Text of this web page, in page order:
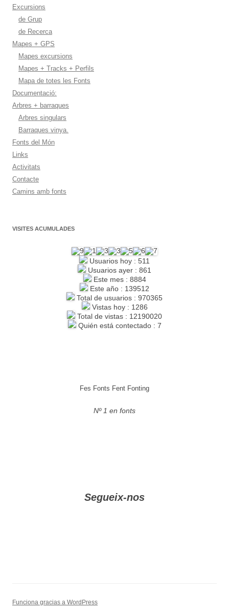
Excursions
de Grup
de Recerca
Mapes + GPS
Mapes excursions
Mapes + Tracks + Perfils
Mapa de totes les Fonts
Documentació:
Arbres + barraques
Arbres singulars
Barraques vinya.
Fonts del Món
Links
Activitats
Contacte
Camins amb fonts
VISITES ACUMULADES
Usuarios hoy : 511
Usuarios ayer : 861
Este mes : 8884
Este año : 139512
Total de usuarios : 970365
Vistas hoy : 1286
Total de vistas : 12190020
Quién está contectado : 7
Fes Fonts Fent Fonting
Nº 1 en fonts
Segueix-nos
Funciona gracias a WordPress